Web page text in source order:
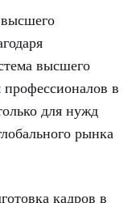
высшего
в
для нужд
рынка
кадров в